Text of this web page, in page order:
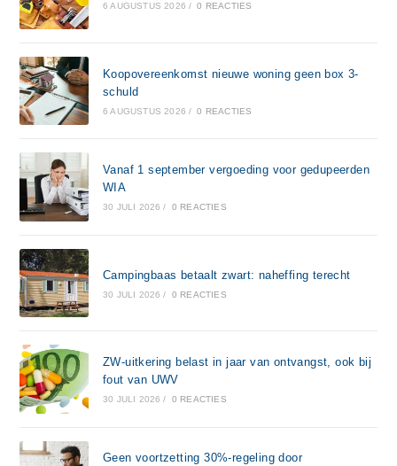
6 AUGUSTUS 2026 / 0 REACTIES
Koopovereenkomst nieuwe woning geen box 3-
schuld
6 AUGUSTUS 2026 / 0 REACTIES
Vanaf 1 september vergoeding voor gedupeerden
WIA
30 JULI 2026 / 0 REACTIES
Campingbaas betaalt zwart: naheffing terecht
30 JULI 2026 / 0 REACTIES
ZW-uitkering belast in jaar van ontvangst, ook bij
fout van UWV
30 JULI 2026 / 0 REACTIES
Geen voortzetting 30%-regeling door